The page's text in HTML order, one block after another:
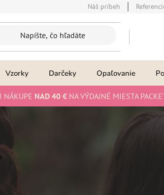
Náš príbeh
Vzorky Darčeky Opaľovanie
NÁKUPE NAD 40 € NA VÝDAJNÉ MIESTA